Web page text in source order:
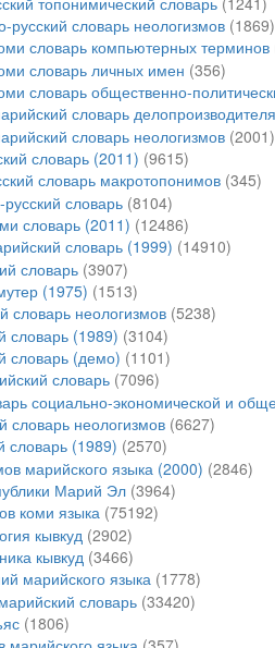
русский словарь неологизмов (1869)
словарь компьютерных терминов
словарь личных имен (356)
словарь общественно-
словарь делопроизводителя
словарь неологизмов (2001)
словарь (2011) (9615)
словарь макротопонимов (345)
словарь (8104)
словарь (2011) (12486)
словарь (1999) (14910)
словарь (3907)
(1975) (1513)
словарь неологизмов (5238)
словарь (1989) (3104)
словарь (демо) (1101)
словарь (7096)
социально-экономической и
словарь неологизмов (6627)
словарь (1989) (2570)
марийского языка (2000) (2846)
Марий Эл (3964)
коми языка (75192)
кывкуд (2902)
кывкуд (3466)
марийского языка (1778)
словарь (33420)
(1806)